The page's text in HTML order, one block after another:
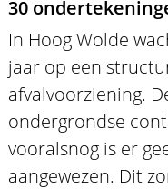
30
In Hoog Wolde
jaar op een
afvalvoorziening.
ondergrondse
vooralsnog is er
aangewezen. Dit